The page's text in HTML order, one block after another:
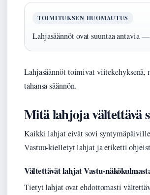
TOIMITUKSEN HUOMAUTUS
Lahjasäännöt ovat suuntaa antavia
Lahjasäännöt toimivat viitekehyksenä,
tahansa säännön.
Mitä lahjoja vältettävä
Kaikki lahjat eivät sovi
Vastuu-kielletyt lahjat ja etiketti
Vältettävät lahjat Vastu-
Tietyt lahjat ovat ehdottomasti